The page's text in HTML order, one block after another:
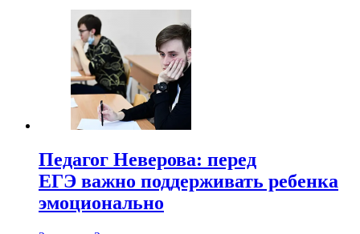
Педагог Неверова: перед
ЕГЭ важно поддерживать ребенка
эмоционально